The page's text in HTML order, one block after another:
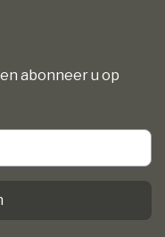
abonneer u op